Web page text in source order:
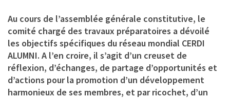
Au cours de l’assemblée générale constitutive, le
comité chargé des travaux préparatoires a dévoilé
les objectifs spécifiques du réseau mondial CERDI
ALUMNI. A l’en croire, il s’agit d’un creuset de
réflexion, d’échanges, de partage d’opportunités et
d’actions pour la promotion d’un développement
harmonieux de ses membres, et par ricochet, d’un